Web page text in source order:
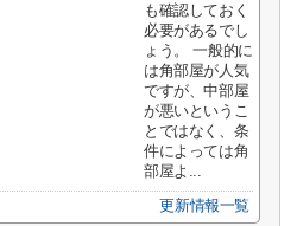
も確認しておく
必要があるでし
ょう。 一般的に
は角部屋が人気
ですが、中部屋
が悪いというこ
とではなく、条
件によっては角
部屋よ...
更新情報一覧